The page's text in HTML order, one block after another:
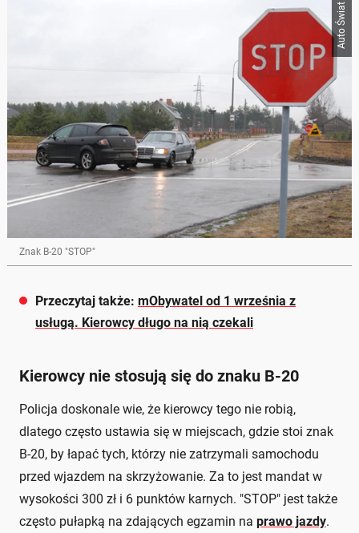
Auto Świat
Znak B-20 "STOP"
Przeczytaj także: mObywatel od 1 września z
usługą. Kierowcy długo na nią czekali
Kierowcy nie stosują się do znaku B-20
Policja doskonale wie, że kierowcy tego nie robią,
dlatego często ustawia się w miejscach, gdzie stoi znak
B-20, by łapać tych, którzy nie zatrzymali samochodu
przed wjazdem na skrzyżowanie. Za to jest mandat w
wysokości 300 zł i 6 punktów karnych. "STOP" jest także
często pułapką na zdających egzamin na prawo jazdy.